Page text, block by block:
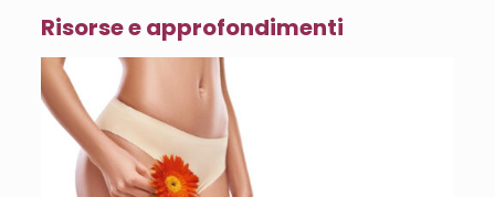
Risorse e approfondimenti